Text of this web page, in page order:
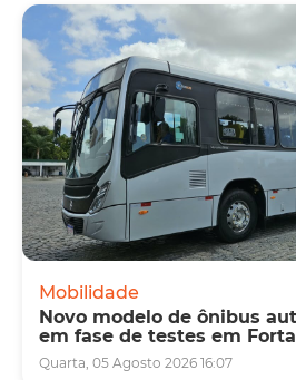
Mobilidade
Novo modelo de ônibus
em fase de testes em
Quarta, 05 Agosto 2026 16:07